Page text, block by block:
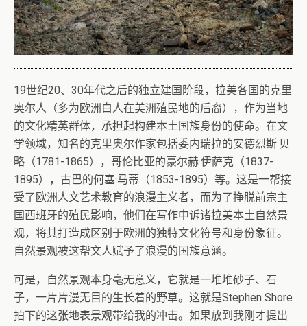
19世纪20、30年代之后的独立建国阶段，拉美各国的克里
奥尔人（多为欧洲白人在美洲殖民地的后裔），作为当地
的文化精英群体，承担起构建本土国族身份的使命。在文
学领域，知名的克里奥尔作家包括委内瑞拉的安德烈斯·贝
略（1781-1865），哥伦比亚的豪尔赫·伊萨克（1837-
1895），古巴的何塞·马蒂（1853-1895）等。这是一帮接
受了欧洲人文艺术教育的浪漫主义者，而为了挣脱前宗主
国西班牙的殖民影响，他们在写作中诉诸拉美本土自然景
观，将其打造成区别于欧洲的独特文化符号和身份象征。
自然景观被这帮文人赋予了浪漫的国族意涵。
可是，自然景观本身毫无意义，它就是一堆堆砂子、石
子，一片片漫无目的生长着的野草。这就是Stephen Shore
拍下的这张地表景观带给我的冲击。如果放到我刚才提出